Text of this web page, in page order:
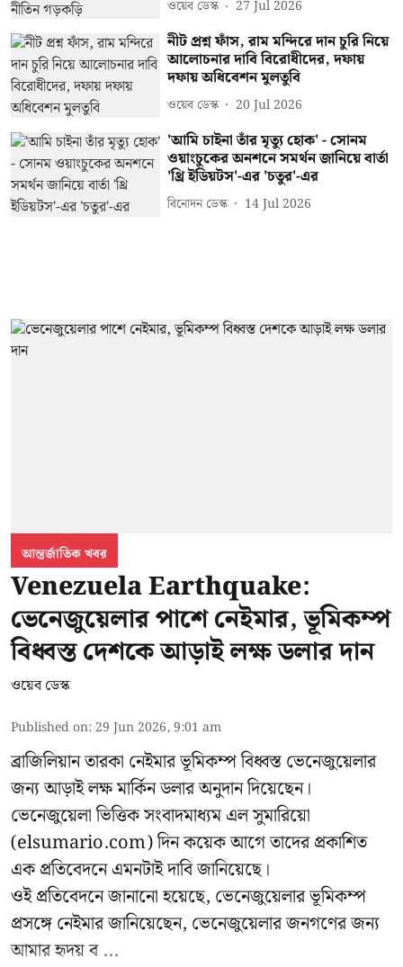
ওয়েব ডেস্ক 27 Jul 2026
নীট প্রশ্ন ফাঁস, রাম মন্দিরে দান চুরি নিয়ে
আলোচনার দাবি বিরোধীদের, দফায়
দফায় অধিবেশন মুলতুবি
ওয়েব ডেস্ক 20 Jul 2026
'আমি চাইনা তাঁর মৃত্যু হোক' - সোনম
ওয়াংচুকের অনশনে সমর্থন জানিয়ে বার্তা
'থ্রি ইডিয়টস'-এর 'চতুর'-এর
বিনোদন ডেস্ক 14 Jul 2026
আন্তর্জাতিক খবর
Venezuela Earthquake:
ভেনেজুয়েলার পাশে নেইমার, ভূমিকম্প
বিধ্বস্ত দেশকে আড়াই লক্ষ ডলার দান
ওয়েব ডেস্ক
Published on: 29 Jun 2026, 9:01 am
ব্রাজিলিয়ান তারকা নেইমার ভূমিকম্প বিধ্বস্ত ভেনেজুয়েলার
জন্য আড়াই লক্ষ মার্কিন ডলার অনুদান দিয়েছেন।
ভেনেজুয়েলা ভিত্তিক সংবাদমাধ্যম এল সুমারিয়ো
(elsumario.com) দিন কয়েক আগে তাদের প্রকাশিত
এক প্রতিবেদনে এমনটাই দাবি জানিয়েছে।
ওই প্রতিবেদনে জানানো হয়েছে, ভেনেজুয়েলার ভূমিকম্প
প্রসঙ্গেনেইমারজানিয়েছেন, ভেনেজুয়েলার জনগণের জন্য
আমার হৃদয় ব ...